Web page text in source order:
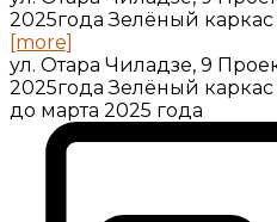
2025года Зелёный каркас
[more]
ул. Отара Чиладзе, 9
2025года Зелёный каркас
до марта 2025 года